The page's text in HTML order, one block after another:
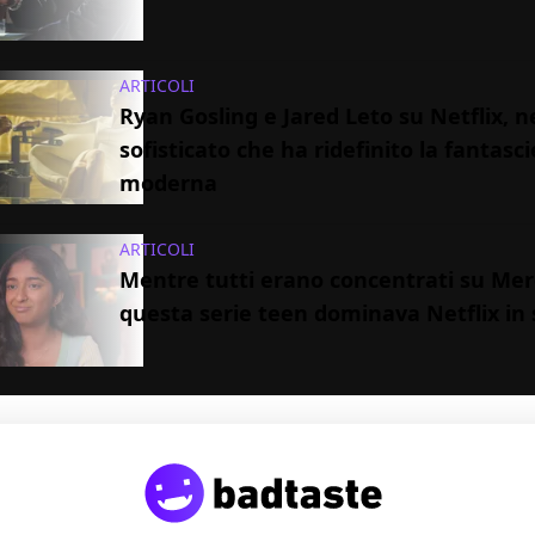
ARTICOLI
Ryan Gosling e Jared Leto su Netflix,
sofisticato che ha ridefinito la
moderna
ARTICOLI
Mentre tutti erano concentrati su
questa serie teen dominava Netflix in